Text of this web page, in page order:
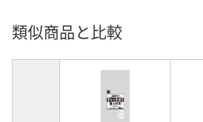
類似商品と比較